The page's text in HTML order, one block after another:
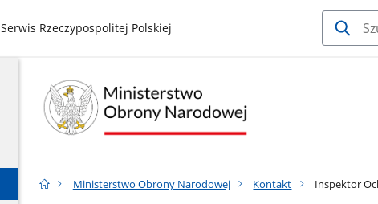
gov.pl
Serwis Rzeczypospolitej Polskiej
Ministerstwo Obrony Narodowej Kontakt Inspektor